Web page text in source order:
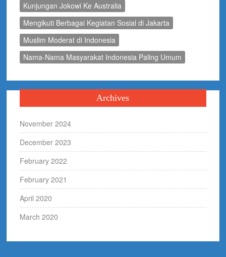
Kunjungan Jokowi Ke Australia
Mengikuti Berbagai Kegiatan Sosial di Jakarta
Muslim Moderat di Indonesia
Nama-Nama Masyarakat Indonesia Paling Umum
Archives
November 2024
December 2023
February 2022
February 2021
April 2020
March 2020